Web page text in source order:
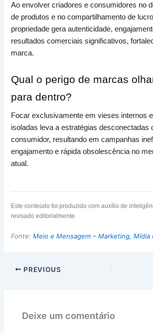
Ao envolver criadores e consumidores no
de produtos e no compartilhamento de
propriedade gera autenticidade,
resultados comerciais significativos,
marca.
Qual o perigo de marcas
para dentro?
Focar exclusivamente em vieses internos
isoladas leva a estratégias desconectadas
consumidor, resultando em campanhas
engajamento e rápida obsolescência no
atual.
Este conteúdo foi produzido com auxílio de
revisado editorialmente.
Fonte:Meio e Mensagem – Marketing, Mídia
PREVIOUS
Deixe um comentário